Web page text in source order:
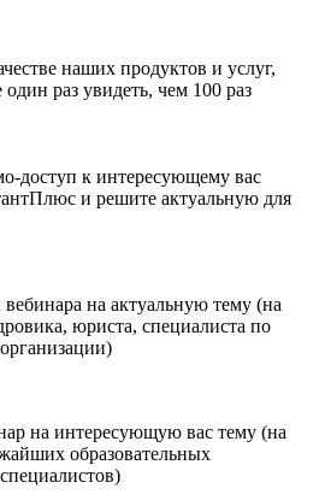
наших продуктов и услуг,
раз увидеть, чем 100 раз
доступ к интересующему вас
и решите актуальную для
на актуальную тему (на
юриста, специалиста по
на интересующую вас тему (на
образовательных